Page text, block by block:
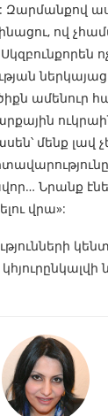
ով
ամենուր
մենք լավ
Նրանք
վրա»: